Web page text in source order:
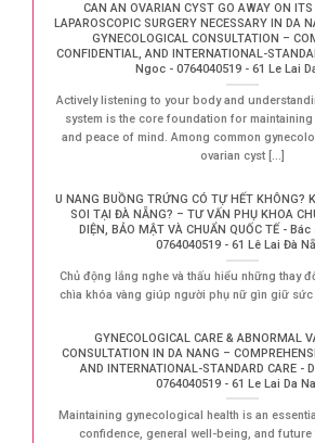
CAN AN OVARIAN CYST GO AWAY ON
LAPAROSCOPIC SURGERY NECESSARY IN DA
GYNECOLOGICAL CONSULTATION –
CONFIDENTIAL, AND INTERNATIONAL-
Ngoc - 0764040519 - 61 Le Lai
Actively listening to your body and
system is the core foundation for
and peace of mind. Among common
ovarian cyst [...]
U NANG BUỒNG TRỨNG CÓ TỰ HẾT KHÔNG?
SOI TẠI ĐÀ NẴNG? – TƯ VẤN PHỤ KHOA
DIỆN, BẢO MẬT VÀ CHUẨN QUỐC TẾ -
0764040519 - 61 Lê Lai Đà
Chủ động lắng nghe và thấu hiểu những thay
chìa khóa vàng giúp người phụ nữ gìn giữ sức
GYNECOLOGICAL CARE & ABNORMAL
CONSULTATION IN DA NANG –
AND INTERNATIONAL-STANDARD CARE -
0764040519 - 61 Le Lai Da
Maintaining gynecological health is an
confidence, general well-being, and future